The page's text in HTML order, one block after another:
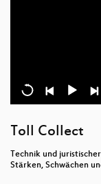
Toll Collect
Technik und
Stärken, Schwächen